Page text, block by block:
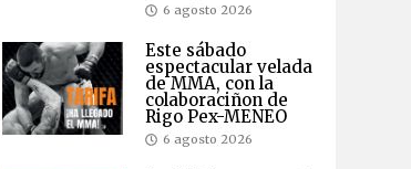
6 agosto 2026
Este sábado
espectacular velada
de MMA, con la
colaboraciñon de
Rigo Pex-MENEO
6 agosto 2026